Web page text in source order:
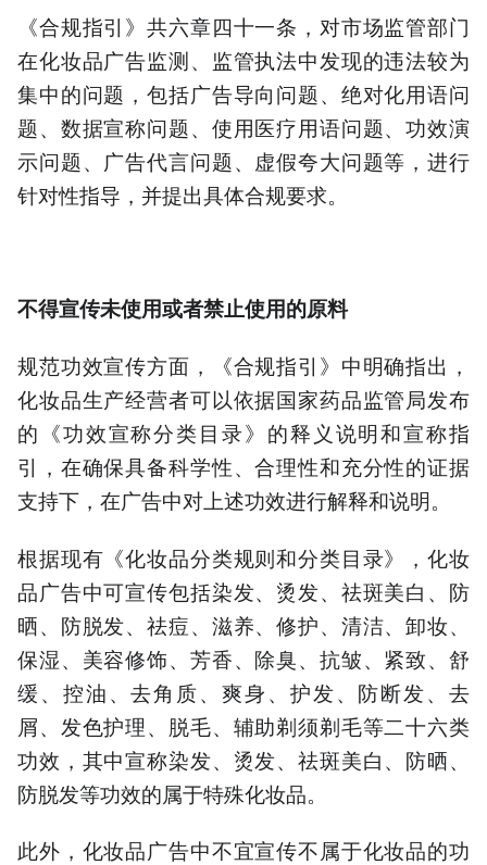
《合规指引》共六章四十一条，对市场监管部门
在化妆品广告监测、监管执法中发现的违法较为
集中的问题，包括广告导向问题、绝对化用语问
题、数据宣称问题、使用医疗用语问题、功效演
示问题、广告代言问题、虚假夸大问题等，进行
针对性指导，并提出具体合规要求。
不得宣传未使用或者禁止使用的原料
规范功效宣传方面，《合规指引》中明确指出，
化妆品生产经营者可以依据国家药品监管局发布
的《功效宣称分类目录》的释义说明和宣称指
引，在确保具备科学性、合理性和充分性的证据
支持下，在广告中对上述功效进行解释和说明。
根据现有《化妆品分类规则和分类目录》，化妆
品广告中可宣传包括染发、烫发、祛斑美白、防
晒、防脱发、祛痘、滋养、修护、清洁、卸妆、
保湿、美容修饰、芳香、除臭、抗皱、紧致、舒
缓、控油、去角质、爽身、护发、防断发、去
屑、发色护理、脱毛、辅助剃须剃毛等二十六类
功效，其中宣称染发、烫发、祛斑美白、防晒、
防脱发等功效的属于特殊化妆品。
此外，化妆品广告中不宜宣传不属于化妆品的功